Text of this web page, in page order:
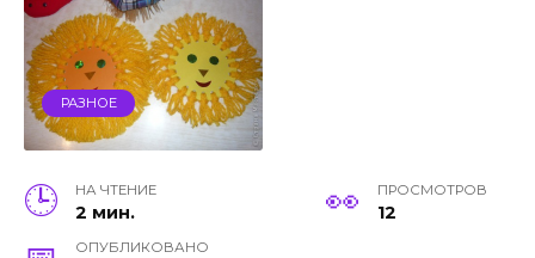
РАЗНОЕ
НА ЧТЕНИЕ
2 мин.
ПРОСМОТРОВ
12
ОПУБЛИКОВАНО